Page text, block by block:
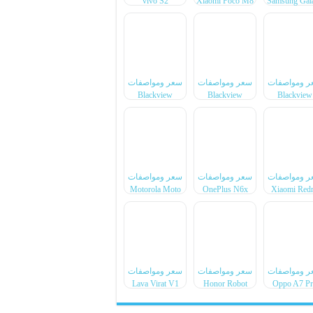
ومواصفات
Blackview
سعر ومواصفات
Blackview
سعر ومواصفات
Blackview
ومواصفات
Xiaomi
سعر ومواصفات
OnePlus N6x
سعر ومواصفات
Motorola Moto
ومواصفات
Oppo A7
سعر ومواصفات
Honor Robot
سعر ومواصفات
Lava Virat V1